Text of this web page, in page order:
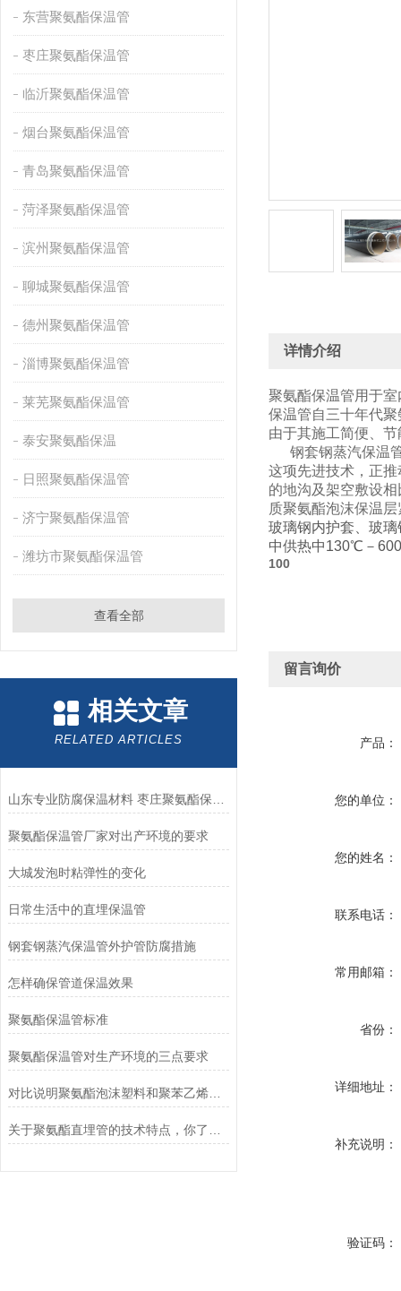
东营聚氨酯保温管
枣庄聚氨酯保温管
临沂聚氨酯保温管
烟台聚氨酯保温管
青岛聚氨酯保温管
菏泽聚氨酯保温管
滨州聚氨酯保温管
聊城聚氨酯保温管
德州聚氨酯保温管
淄博聚氨酯保温管
莱芜聚氨酯保温管
泰安聚氨酯保温
日照聚氨酯保温管
济宁聚氨酯保温管
潍坊市聚氨酯保温管
查看全部
相关文章
RELATED ARTICLES
聚氨酯保温管厂家对出产环境的要求
大城发泡时粘弹性的变化
日常生活中的直埋保温管
钢套钢蒸汽保温管外护管防腐措施
怎样确保管道保温效果
聚氨酯保温管标准
聚氨酯保温管对生产环境的三点要求
对比说明聚氨酯泡沫塑料和聚苯乙烯泡沫塑料的优缺点
详情介绍
聚氨酯保温管用于
保温管自三十年代
由于其施工简便、
钢套钢蒸汽保温管
这项先进技术，正
的地沟及架空敷设
质聚氨酯泡沫保温
玻璃钢内护套、玻
中供热中130℃－
100
留言询价
产品：
您的单位：
您的姓名：
联系电话：
常用邮箱：
省份：
详细地址：
补充说明：
验证码：